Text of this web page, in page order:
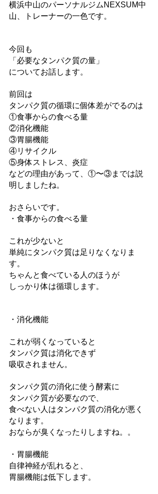
横浜中山のパーソナルジムNEXSUM中
山、トレーナーの一色です。
今回も
「必要なタンパク質の量」
についてお話します。
前回は
タンパク質の循環に個体差がでるのは
①食事からの食べる量
②消化機能
③胃腸機能
④リサイクル
⑤身体ストレス、炎症
などの理由があって、①〜③までは説
明しましたね。
おさらいです。
・食事からの食べる量
これが少ないと
単純にタンパク質は足りなくなりま
す。
ちゃんと食べている人のほうが
しっかり体は循環します。
・消化機能
これが弱くなっていると
タンパク質は消化できず
吸収されません。
タンパク質の消化に使う酵素に
タンパク質が必要なので、
食べない人はタンパク質の消化が悪く
なります。
おならが臭くなったりしますね。。
・胃腸機能
自律神経が乱れると、
胃腸機能は低下します。